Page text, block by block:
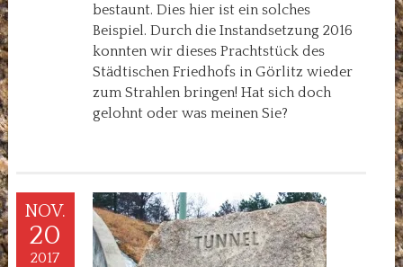
bestaunt. Dies hier ist ein solches
Beispiel. Durch die Instandsetzung 2016
konnten wir dieses Prachtstück des
Städtischen Friedhofs in Görlitz wieder
zum Strahlen bringen! Hat sich doch
gelohnt oder was meinen Sie?
NOV.
20
2017